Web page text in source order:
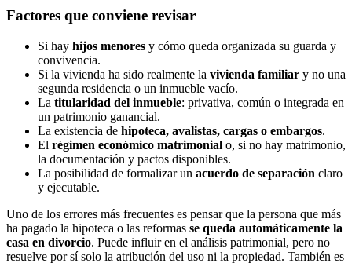
Factores que conviene revisar
Si hay hijos menores y cómo queda organizada su guarda y
convivencia.
Si la vivienda ha sido realmente la vivienda familiar y no una
segunda residencia o un inmueble vacío.
La titularidad del inmueble: privativa, común o integrada en
un patrimonio ganancial.
La existencia de hipoteca, avalistas, cargas o embargos.
El régimen económico matrimonial o, si no hay matrimonio,
la documentación y pactos disponibles.
La posibilidad de formalizar un acuerdo de separación claro
y ejecutable.
Uno de los errores más frecuentes es pensar que la persona que más
ha pagado la hipoteca o las reformas se queda automáticamente la
casa en divorcio. Puede influir en el análisis patrimonial, pero no
resuelve por sí solo la atribución del uso ni la propiedad. También es